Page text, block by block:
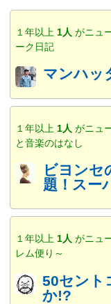
１年以上 1人 がニュ
ーク日記
マンハッ
１年以上 1人 がニュ
と音楽のはなし
ビヨンセ
題！スー
１年以上 1人 がニュ
レム便り～
50セント
か!?